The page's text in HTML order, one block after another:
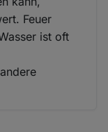
Feuer
ist oft